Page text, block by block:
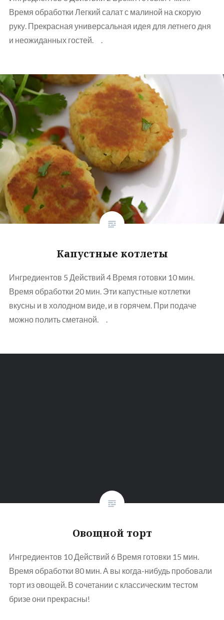
Время обработки Легкий салат с малиной на скорую
руку. Прекрасная универсальная идея для летнего дня
и неожиданных гостей. .
Капустные котлеты
Ингредиентов 5 Действий 4 Время готовки 10 мин.
Время обработки 20 мин. Эти капустные котлетки
вкусны и в холодном виде, и в горячем. При подаче
можно полить сметаной. .
Овощной торт
Ингредиентов 10 Действий 6 Время готовки 15 мин.
Время обработки 80 мин. А вы когда-нибудь пробовали
торт из овощей. В сочетании с классическим тестом
бризе они прекрасны!